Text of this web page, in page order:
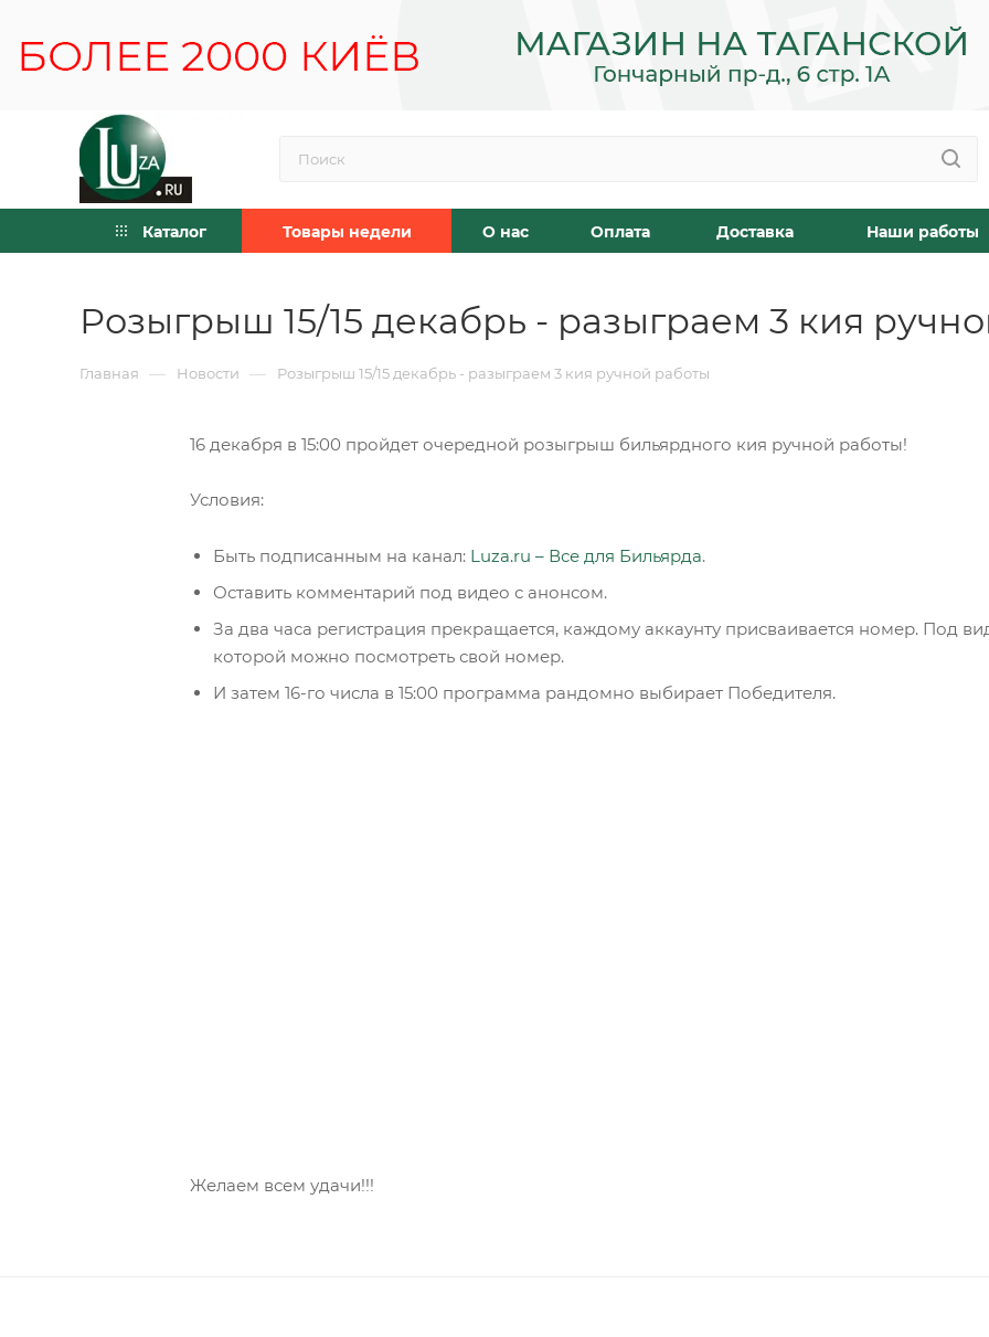
Каталог Товары недели О нас Оплата Доставка Наши работы
Розыгрыш 15/15 декабрь - разыграем 3 кия
Главная — Новости — Розыгрыш 15/15 декабрь - разыграем 3 кия ручной работы
16 декабря в 15:00 пройдет очередной розыгрыш бильярдного кия ручной работы!
Условия:
Быть подписанным на канал: Luza.ru – Все для Бильярда.
Оставить комментарий под видео с анонсом.
За два часа регистрация прекращается, каждому аккаунту присваивается номер. Под
которой можно посмотреть свой номер.
И затем 16-го числа в 15:00 программа рандомно выбирает Победителя.
Желаем всем удачи!!!